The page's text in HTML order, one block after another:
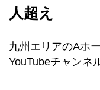
人超え
九州エリアのAホ
YouTubeチャンネ